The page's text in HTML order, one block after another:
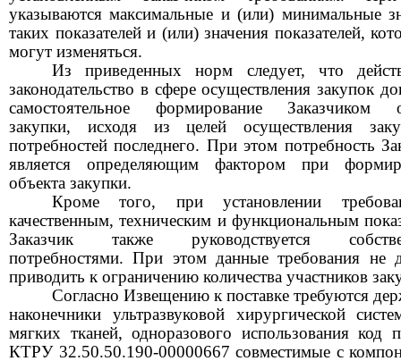
указываются максимальные и (или) минимальные
таких показателей и (или) значения показателей,
могут изменяться.
Из приведенных норм следует, что
законодательство в сфере осуществления закупок
самостоятельное формирование Заказчиком
закупки, исходя из целей осуществления
потребностей последнего. При этом потребность
является определяющим фактором при
объекта закупки.
Кроме того, при установлении
качественным, техническим и функциональным
Заказчик также руководствуется
потребностями. При этом данные требования не
приводить к ограничению количества участников
Согласно Извещению к поставке требуются
наконечники ультразвуковой хирургической
мягких тканей, одноразового использования код
КТРУ 32.50.50.190-00000667 совместимые с